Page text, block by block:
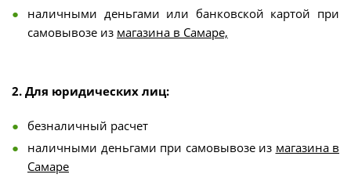
наличными деньгами или банковской картой при
самовывозе из магазина в Самаре,
2. Для юридических лиц:
безналичный расчет
наличными деньгами при самовывозе из магазина в
Самаре